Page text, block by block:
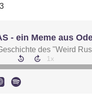
- ein Meme aus
des "Weird